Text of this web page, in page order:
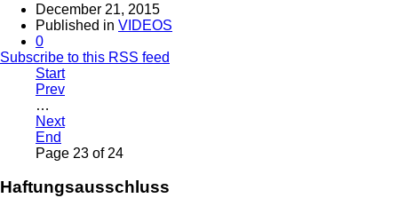
December 21, 2015
Published in VIDEOS
0
Subscribe to this RSS feed
Start
Prev
…
Next
End
Page 23 of 24
Haftungsausschluss